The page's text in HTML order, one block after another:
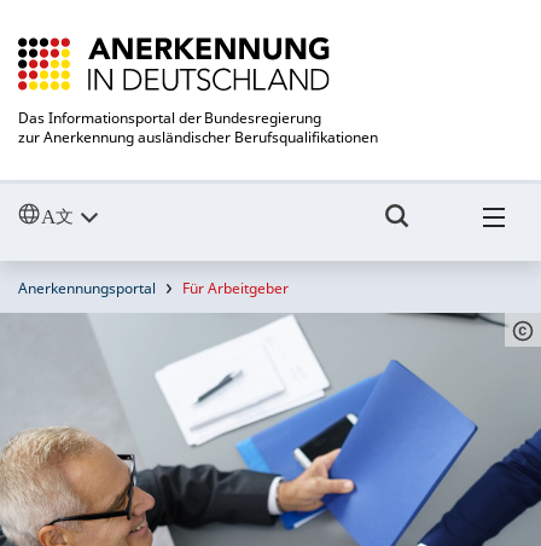
Das Informationsportal der Bundesregierung
zur Anerkennung ausländischer Berufsqualifikationen
Anerkennungsportal Für Arbeitgeber